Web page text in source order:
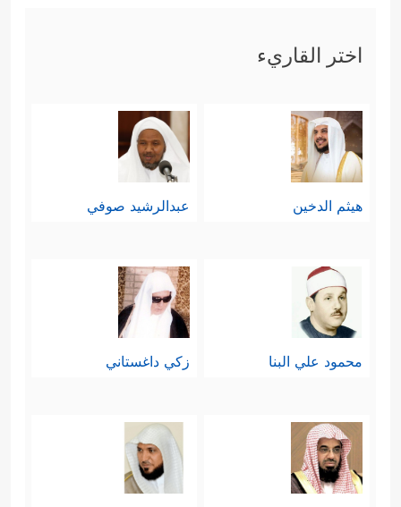
اختر القاريء
هيثم الدخين عبدالرشيد صوفي
محمود علي البنا زكي داغستاني